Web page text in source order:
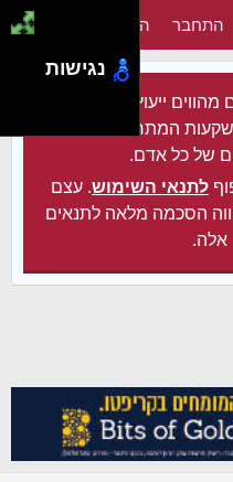
התחבר הירשם
ייעוץ מקצועי מכל
המתחשב בצרכיו
של כל אדם.
לתנאי השימוש. עצם
הסכמה מלאה לתנאים
אלה.
נגישות